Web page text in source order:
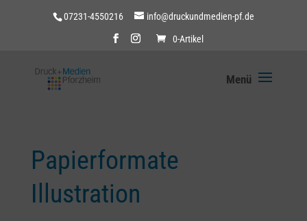
07231-4550216 info@druckundmedien-pf.de
0-Artikel
Papierformate
Illustration